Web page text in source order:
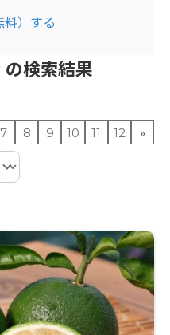
料）する
検索結果
7 8 9 10 11 12 »